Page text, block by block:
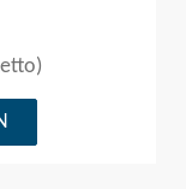
Excel,
in einem